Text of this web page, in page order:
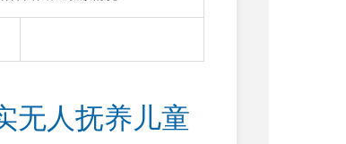
无人抚养儿童